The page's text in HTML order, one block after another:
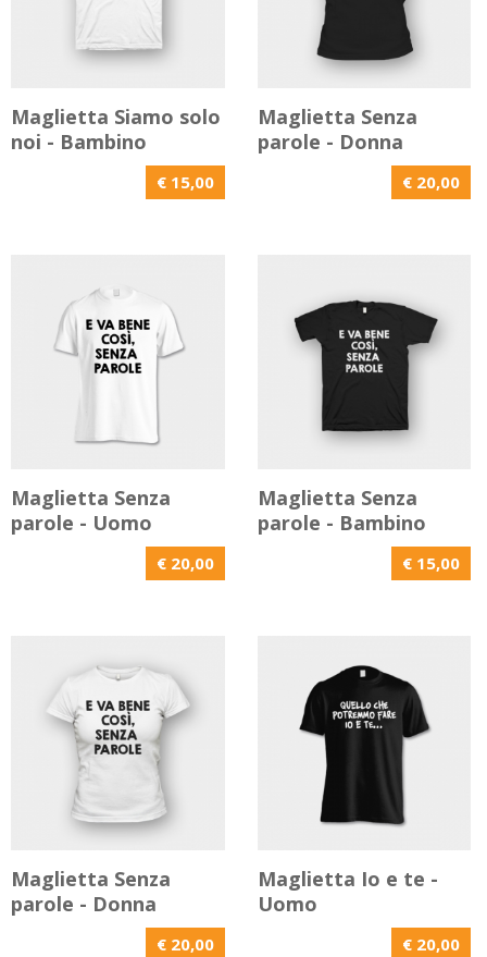
Maglietta Siamo solo
noi - Bambino
€ 15,00
Maglietta Senza
parole - Donna
€ 20,00
Maglietta Senza
parole - Uomo
€ 20,00
Maglietta Senza
parole - Bambino
€ 15,00
Maglietta Senza
parole - Donna
€ 20,00
Maglietta Io e te -
Uomo
€ 20,00